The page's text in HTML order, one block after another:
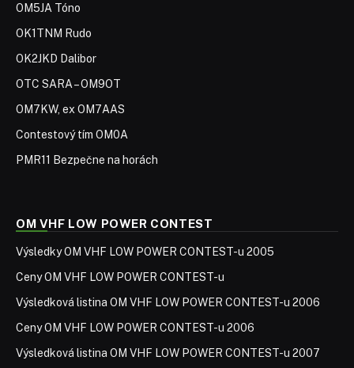
OM5JA Tóno
OK1TNM Rudo
OK2JKD Dalibor
OTC SARA – OM9OT
OM7KW, ex OM7AAS
Contestový tím OM0A
PMR11 Bezpečne na horách
OM VHF LOW POWER CONTEST
Výsledky OM VHF LOW POWER CONTEST-u 2005
Ceny OM VHF LOW POWER CONTEST-u
Výsledková listina OM VHF LOW POWER CONTEST-u 2006
Ceny OM VHF LOW POWER CONTEST-u 2006
Výsledková listina OM VHF LOW POWER CONTEST-u 2007